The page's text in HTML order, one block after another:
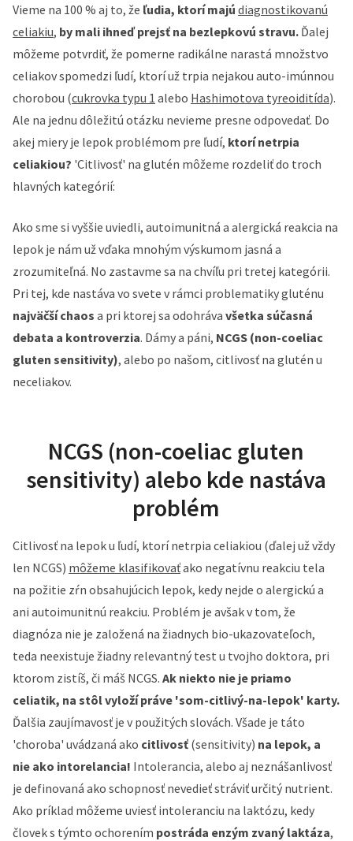
Vieme na 100 % aj to, že ľudia, ktorí majú diagnostikovanú
celiakiu, by mali ihneď prejsť na bezlepkovú stravu. Ďalej
môžeme potvrdiť, že pomerne radikálne narastá množstvo
celiakov spomedzi ľudí, ktorí už trpia nejakou auto-imúnnou
chorobou (cukrovka typu 1 alebo Hashimotova tyreoiditída).
Ale na jednu dôležitú otázku nevieme presne odpovedať. Do
akej miery je lepok problémom pre ľudí, ktorí netrpia
celiakiou? 'Citlivosť' na glutén môžeme rozdeliť do troch
hlavných kategórií:
Ako sme si vyššie uviedli, autoimunitná a alergická reakcia na
lepok je nám už vďaka mnohým výskumom jasná a
zrozumiteľná. No zastavme sa na chvíľu pri tretej kategórii.
Pri tej, kde nastáva vo svete v rámci problematiky gluténu
najväčší chaos a pri ktorej sa odohráva všetka súčasná
debata a kontroverzia. Dámy a páni, NCGS (non-coeliac
gluten sensitivity), alebo po našom, citlivosť na glutén u
neceliakov.
NCGS (non-coeliac gluten
sensitivity) alebo kde nastáva
problém
Citlivosť na lepok u ľudí, ktorí netrpia celiakiou (ďalej už vždy
len NCGS) môžeme klasifikovaťako negatívnu reakciu tela
na požitie zŕn obsahujúcich lepok, kedy nejde o alergickú a
ani autoimunitnú reakciu. Problém je avšak v tom, že
diagnóza nie je založená na žiadnych bio-ukazovateľoch,
teda neexistuje žiadny relevantný test u tvojho doktora, pri
ktorom zistíš, či máš NCGS. Ak niekto nie je priamo
celiatik, na stôl vyloží práve 'som-citlivý-na-lepok' karty.
Ďalšia zaujímavosť je v použitých slovách. Všade je táto
'choroba' uvádzaná ako citlivosť (sensitivity) na lepok, a
nie ako intorelancia! Intolerancia, alebo aj neznášanlivosť
je definovaná ako schopnosť nevedieť stráviť určitý nutrient.
Ako príklad môžeme uviesť intoleranciu na laktózu, kedy
človek s týmto ochorením postráda enzým zvaný laktáza,